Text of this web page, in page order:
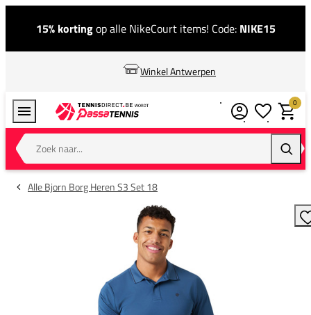
15% kortingop alle NikeCourt items! Code: NIKE15
Winkel Antwerpen
Zoek naar...
0
Alle Bjorn Borg Heren S3 Set 18